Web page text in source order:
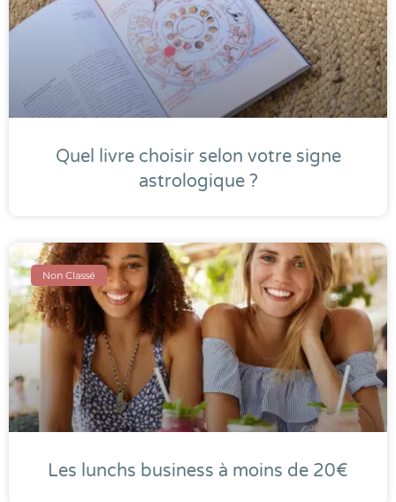
Quel livre choisir selon votre signe
astrologique ?
Non Classé
Les lunchs business à moins de 20€